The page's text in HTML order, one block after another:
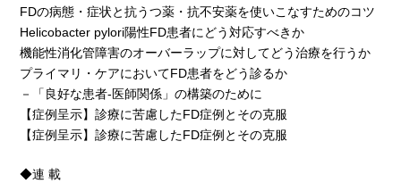
FDの病態・症状と抗うつ薬・抗不安薬を使いこなすためのコツ
Helicobacter pylori陽性FD患者にどう対応すべきか
機能性消化管障害のオーバーラップに対してどう治療を行うか
プライマリ・ケアにおいてFD患者をどう診るか
－「良好な患者-医師関係」の構築のために
【症例呈示】診療に苦慮したFD症例とその克服
【症例呈示】診療に苦慮したFD症例とその克服
◆連 載